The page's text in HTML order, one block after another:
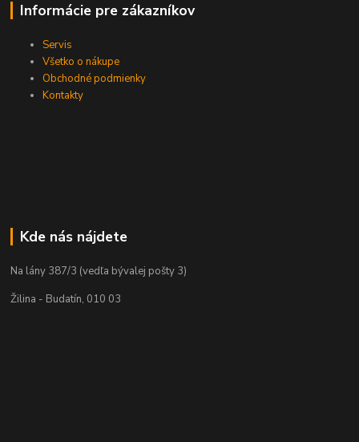
Informácie pre zákazníkov
Servis
Všetko o nákupe
Obchodné podmienky
Kontakty
Kde nás nájdete
Na lány 387/3 (vedľa bývalej pošty 3)
Žilina - Budatín, 010 03